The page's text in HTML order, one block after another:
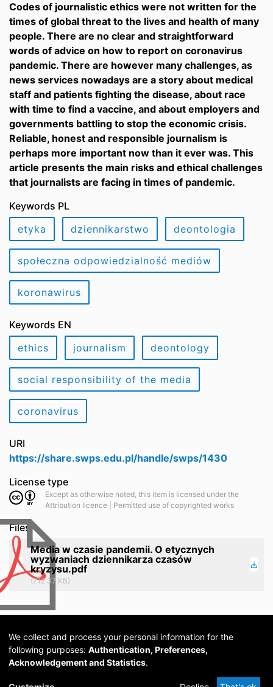
Codes of journalistic ethics were not written for the
times of global threat to the lives and health of many
people. There are no clear and straightforward
words of advice on how to report on coronavirus
pandemic. There are however many challenges, as
news services nowadays are a story about medical
staff and patients fighting the disease, about race
with time to find a vaccine, and about employers and
governments battling to stop the economic crisis.
Reliable, honest and responsible journalism is
perhaps more important now than it ever was. This
article presents the main risks and ethical challenges
that journalists are facing in times of pandemic.
Keywords PL
etyka
dziennikarstwo deontologia
społeczna odpowiedzialność mediów
koronawirus
Keywords EN
ethics
journalism deontology
social responsibility of the media
coronavirus
URI
https://share.swps.edu.pl/handle/swps/1430
License type
Except as otherwise noted, this item is licensed under the
Attribution licence | Permitted use of copyrighted works
Files
Media w czasie pandemii. O etycznych
wyzwaniach dziennikarza czasów
kryzysu.pdf
(712.37 KB)
We collect and process your personal information for the
following purposes: Authentication, Preferences,
Acknowledgement and Statistics.